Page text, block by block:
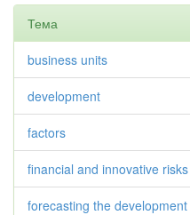
Тема
business units
development
factors
financial and innovative risks
forecasting the